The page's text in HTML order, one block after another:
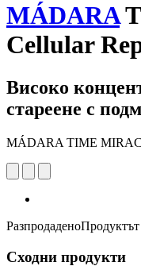
MÁDARA
Cellular
Високо
стареене с
MÁDARA TIME
РазпродаденоПродуктът
Сходни продукти